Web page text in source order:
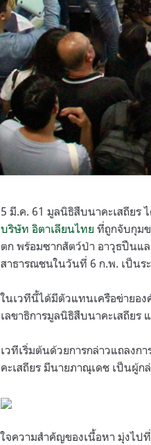
5 มี.ค. 61 มูลนิธิสืบนาคะเสถียร
บริษัท อิตาเลียนไทย ที่ถูกจับกุม
ตก พร้อมซากสัตว์ป่า อาวุธปืนแล
สาธารณชนในวันที่ 6 ก.พ. เป็นร
ในเวทีนี้ได้มีตัวแทนเครือข่ายอ
เลขาธิการมูลนิธิสืบนาคะเสถียร
เวทีเริ่มต้นด้วยการกล่าวแถลง
คะเสถียร มีนายภาณุเดช เป็นผู้ก
ใจความสำคัญของเนื้อหา มุ่งไป